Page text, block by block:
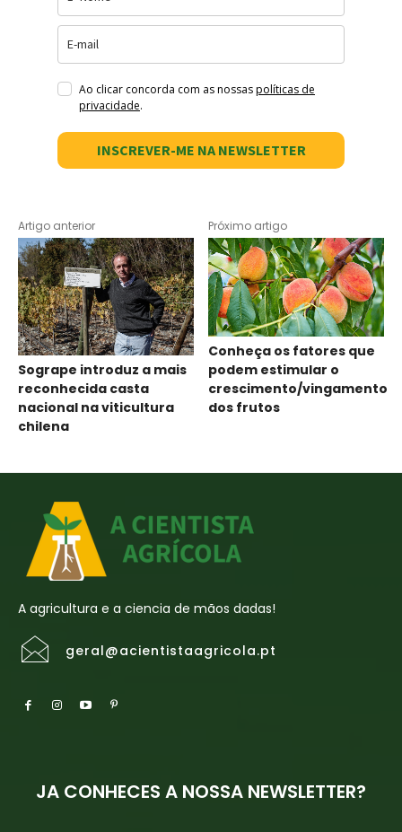
Ao clicar concorda com as nossaspolíticas de
privacidade.
INSCREVER-ME NA NEWSLETTER
Artigo anterior
Sogrape introduz a mais
reconhecida casta
nacional na viticultura
chilena
Próximo artigo
Conheça os fatores que
podem estimular o
crescimento/vingamento
dos frutos
A agricultura e a ciencia de mãos dadas!
geral@acientistaagricola.pt
JA CONHECES A NOSSA NEWSLETTER?